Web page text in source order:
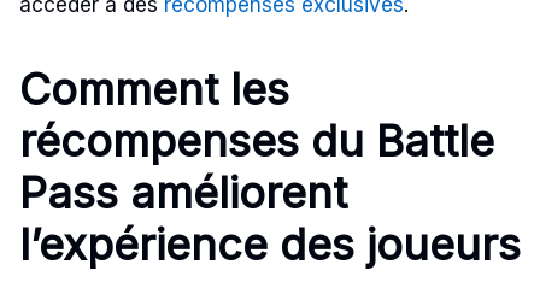
accéder à des récompenses exclusives.
Comment les
récompenses du Battle
Pass améliorent
l’expérience des joueurs